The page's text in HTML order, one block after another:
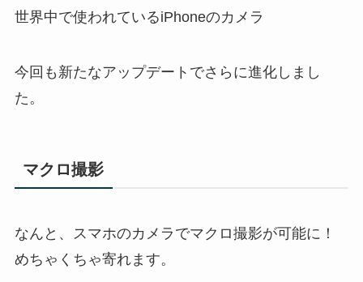
世界中で使われているiPhoneのカメラ
今回も新たなアップデートでさらに進化しまし
た。
マクロ撮影
なんと、スマホのカメラでマクロ撮影が可能に！
めちゃくちゃ寄れます。